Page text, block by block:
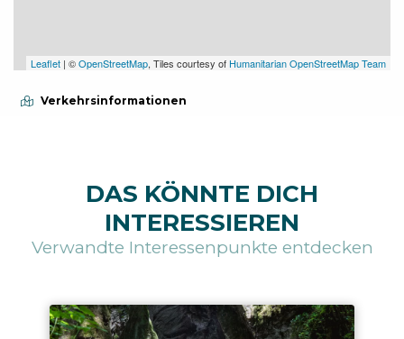
Leaflet | ©OpenStreetMap, Tiles courtesy of Humanitarian OpenStreetMap Team
Verkehrsinformationen
DAS KÖNNTE DICH
INTERESSIEREN
Verwandte Interessenpunkte entdecken